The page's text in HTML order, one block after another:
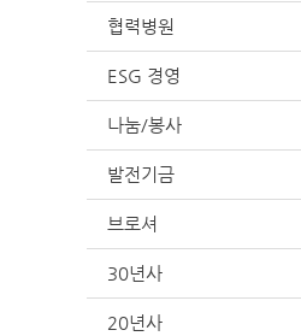
협력병원
ESG 경영
나눔/봉사
발전기금
브로셔
30년사
20년사